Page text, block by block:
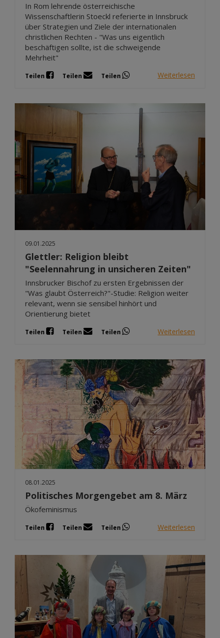
In Rom lehrende österreichische
Wissenschaftlerin Stoeckl referierte in Innsbruck
über Strategien und Ziele der internationalen
christlichen Rechten - "Was uns eigentlich
beschäftigen sollte, ist die schweigende
Mehrheit"
Teilen Teilen Teilen Weiterlesen
09.01.2025
Glettler: Religion bleibt
"Seelennahrung in unsicheren Zeiten"
Innsbrucker Bischof zu ersten Ergebnissen der
"Was glaubt Österreich?"-Studie: Religion weiter
relevant, wenn sie sensibel hinhört und
Orientierung bietet
Teilen Teilen Teilen Weiterlesen
08.01.2025
Politisches Morgengebet am 8. März
Ökofeminismus
Teilen Teilen Teilen Weiterlesen